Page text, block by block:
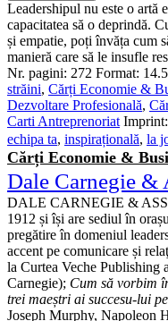
Leadershipul nu este o artă
capacitatea să o deprindă.
și empatie, poți învăța cum
manieră care să le insufle
Nr. pagini: 272 Format:
străini, Cărți Economie &
Dezvoltare Profesională,
Carti Antreprenoriat Imprint:
echipa ta, inspirațională, la
Cărți Economie &
Dale Carnegie &
DALE CARNEGIE &
1912 și își are sediul în
pregătire în domeniul
accent pe comunicare și
la Curtea Veche Publishing
Carnegie); Cum să vorbim
trei maeștri ai succesu-lui
Joseph Murphy, Napoleon